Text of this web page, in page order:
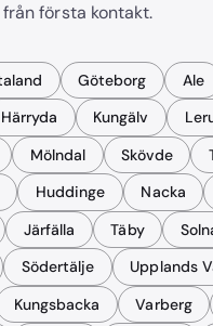
första kontakt.
Göteborg Ale
Härryda Kungälv
Mölndal Skövde
Huddinge Nacka
Järfälla Täby
Södertälje
Upplands
Kungsbacka Varberg